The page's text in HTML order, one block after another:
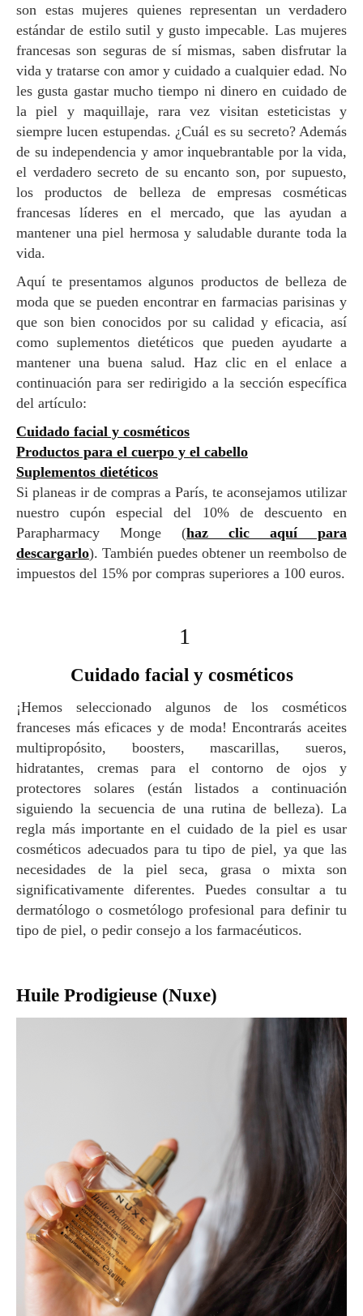
son estas mujeres quienes representan un verdadero
estándar de estilo sutil y gusto impecable. Las mujeres
francesas son seguras de sí mismas, saben disfrutar la
vida y tratarse con amor y cuidado a cualquier edad. No
les gusta gastar mucho tiempo ni dinero en cuidado de
la piel y maquillaje, rara vez visitan esteticistas y
siempre lucen estupendas. ¿Cuál es su secreto? Además
de su independencia y amor inquebrantable por la vida,
el verdadero secreto de su encanto son, por supuesto,
los productos de belleza de empresas cosméticas
francesas líderes en el mercado, que las ayudan a
mantener una piel hermosa y saludable durante toda la
vida.
Aquí te presentamos algunos productos de belleza de
moda que se pueden encontrar en farmacias parisinas y
que son bien conocidos por su calidad y eficacia, así
como suplementos dietéticos que pueden ayudarte a
mantener una buena salud. Haz clic en el enlace a
continuación para ser redirigido a la sección específica
del artículo:
Cuidado facial y cosméticos
Productos para el cuerpo y el cabello
Suplementos dietéticos
Si planeas ir de compras a París, te aconsejamos utilizar
nuestro cupón especial del 10% de descuento en
Parapharmacy Monge (haz clic aquí para
descargarlo). También puedes obtener un reembolso de
impuestos del 15% por compras superiores a 100 euros.
1
Cuidado facial y cosméticos
¡Hemos seleccionado algunos de los cosméticos
franceses más eficaces y de moda! Encontrarás aceites
multipropósito, boosters, mascarillas, sueros,
hidratantes, cremas para el contorno de ojos y
protectores solares (están listados a continuación
siguiendo la secuencia de una rutina de belleza). La
regla más importante en el cuidado de la piel es usar
cosméticos adecuados para tu tipo de piel, ya que las
necesidades de la piel seca, grasa o mixta son
significativamente diferentes. Puedes consultar a tu
dermatólogo o cosmetólogo profesional para definir tu
tipo de piel, o pedir consejo a los farmacéuticos.
Huile Prodigieuse (Nuxe)